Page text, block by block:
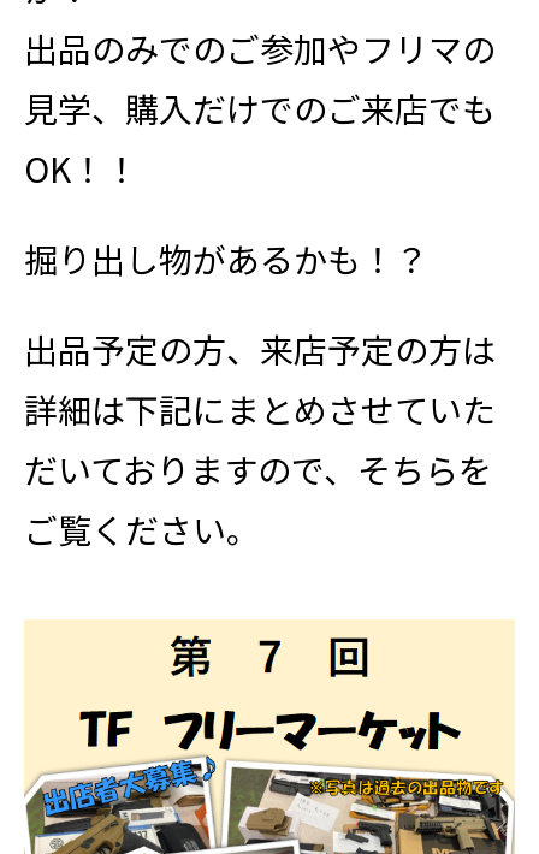
出品のみでのご参加やフリマの
見学、購入だけでのご来店でも
OK！！
掘り出し物があるかも！？
出品予定の方、来店予定の方は
詳細は下記にまとめさせていた
だいておりますので、そちらを
ご覧ください。